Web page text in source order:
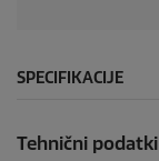
SPECIFIKACIJE
Tehnični podatki